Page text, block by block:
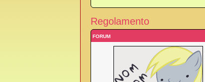
Regolamento
FORUM